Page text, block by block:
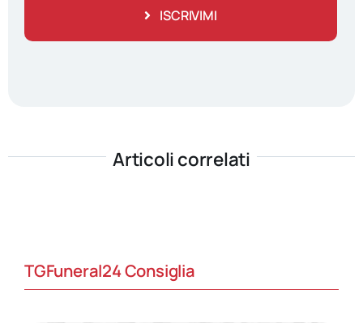
ISCRIVIMI
Articoli correlati
TGFuneral24 Consiglia